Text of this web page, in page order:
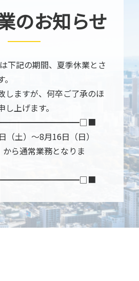
のお知らせ
下記の期間、夏季休業とさ
しますが、何卒ご了承のほ
上げます。
（土）～8月16日（日）
から通常業務となりま